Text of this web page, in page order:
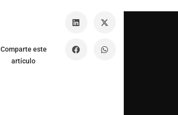
Comparte este
artículo